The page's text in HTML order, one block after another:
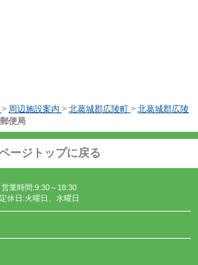
> 周辺施設案内 > 北葛城郡広陵町 > 北葛城郡広陵
便局
ージトップに戻る
営業時間:9:30～18:30
定休日:火曜日、水曜日